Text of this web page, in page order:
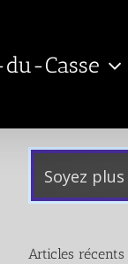
Casse
Articles récents